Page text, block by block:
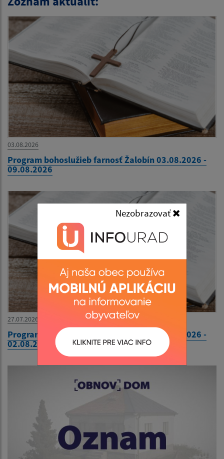
Nezobrazovať
03.08.2026
Program bohoslužieb farnosť Žalobín 03.08.2026 -
09.08.2026
27.07.2026
Program bohoslužieb farnosť Žalobín 27.07.2026 -
02.08.2026